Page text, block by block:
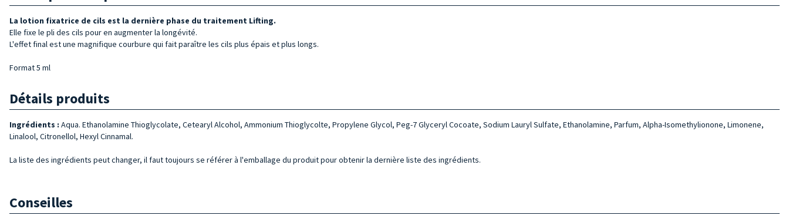
La lotion fixatrice de cils est la dernière phase du traitement Lifting.
Elle fixe le pli des cils pour en augmenter la longévité.
L'effet final est une magnifique courbure qui fait paraître les cils plus épais et plus longs.
Format 5 ml
Détails produits
Ingrédients : Aqua. Ethanolamine Thioglycolate, Cetearyl Alcohol, Ammonium Thioglycolte, Propylene Glycol, Peg-7 Glyceryl Cocoate, Sodium Lauryl Sulfate, Ethanolamine, Parfum, Alpha-Isomethylionone, Limonene,
Linalool, Citronellol, Hexyl Cinnamal.
La liste des ingrédients peut changer, il faut toujours se référer à l'emballage du produit pour obtenir la dernière liste des ingrédients.
Conseilles